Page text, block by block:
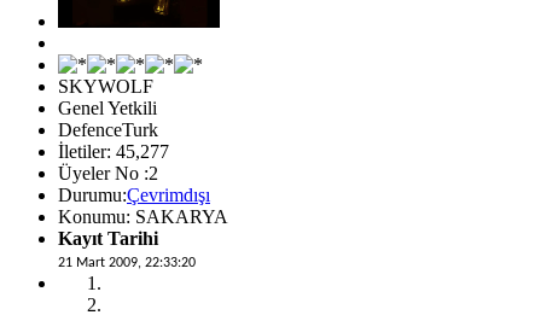
SKYWOLF
Genel Yetkili
DefenceTurk
İletiler: 45,277
Üyeler No :2
Durumu:Çevrimdışı
Konumu: SAKARYA
Kayıt Tarihi
21 Mart 2009, 22:33:20